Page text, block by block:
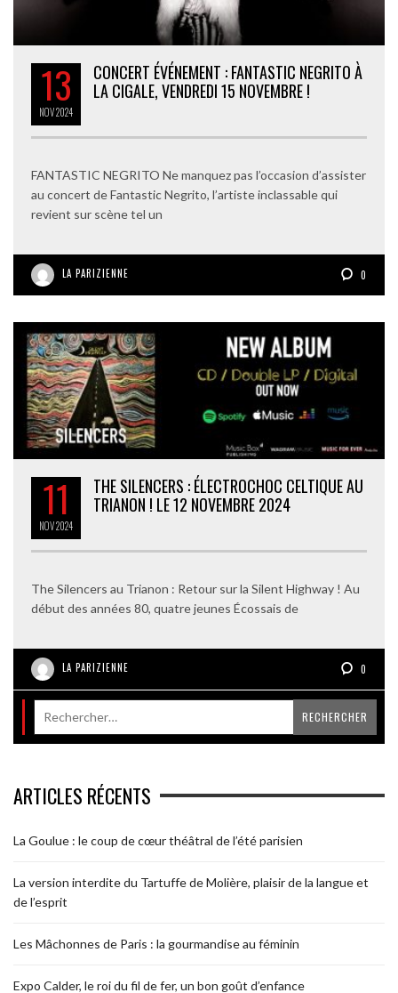
13
NOV2024
CONCERT ÉVÉNEMENT : FANTASTIC NEGRITO À
LA CIGALE, VENDREDI 15 NOVEMBRE !
FANTASTIC NEGRITO Ne manquez pas l’occasion d’assister
au concert de Fantastic Negrito, l’artiste inclassable qui
revient sur scène tel un
LA PARIZIENNE 0
11
NOV2024
THE SILENCERS : ÉLECTROCHOC CELTIQUE AU
TRIANON ! LE 12 NOVEMBRE 2024
The Silencers au Trianon : Retour sur la Silent Highway ! Au
début des années 80, quatre jeunes Écossais de
LA PARIZIENNE 0
ARTICLES RÉCENTS
La Goulue : le coup de cœur théâtral de l’été parisien
La version interdite du Tartuffe de Molière, plaisir de la langue et
de l’esprit
Les Mâchonnes de Paris : la gourmandise au féminin
Expo Calder, le roi du fil de fer, un bon goût d’enfance